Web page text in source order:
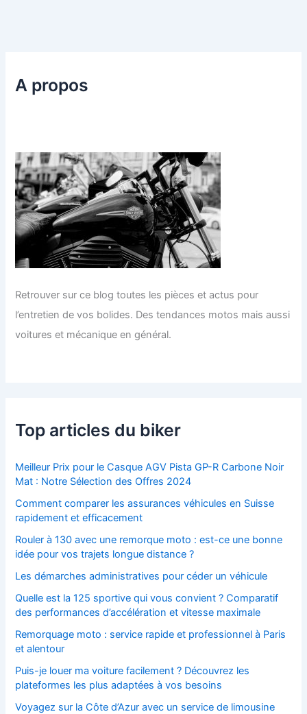
A propos
Retrouver sur ce blog toutes les pièces et actus pour
l’entretien de vos bolides. Des tendances motos mais aussi
voitures et mécanique en général.
Top articles du biker
Meilleur Prix pour le Casque AGV Pista GP-R Carbone Noir
Mat : Notre Sélection des Offres 2024
Comment comparer les assurances véhicules en Suisse
rapidement et efficacement
Rouler à 130 avec une remorque moto : est-ce une bonne
idée pour vos trajets longue distance ?
Les démarches administratives pour céder un véhicule
Quelle est la 125 sportive qui vous convient ? Comparatif
des performances d’accélération et vitesse maximale
Remorquage moto : service rapide et professionnel à Paris
et alentour
Puis-je louer ma voiture facilement ? Découvrez les
plateformes les plus adaptées à vos besoins
Voyagez sur la Côte d’Azur avec un service de limousine